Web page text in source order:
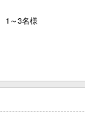
1～3名様